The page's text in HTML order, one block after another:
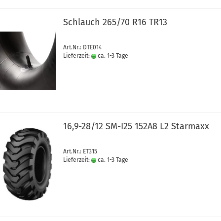
Schlauch 265/70 R16 TR13
Art.Nr.: DTE014
Lieferzeit:
ca. 1-3 Tage
16,9-28/12 SM-I25 152A8 L2 Starmaxx
Art.Nr.: ET315
Lieferzeit:
ca. 1-3 Tage